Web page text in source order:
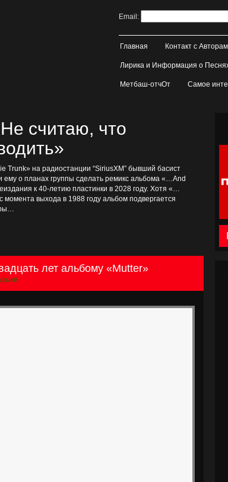
Email:
Главная Контакт с
Лирика и Информация о
Метбаш-отчОт Самое
считаю, что
Trunk» на радиостанции “SiriusXM” бывший басист
ему о планах группы сделать ремикс альбома «…And
к 40-летию пластинки в 2028 году. Хотя «…
момента выхода в 1988 году альбом подвергается
лет альбому «Mutter»